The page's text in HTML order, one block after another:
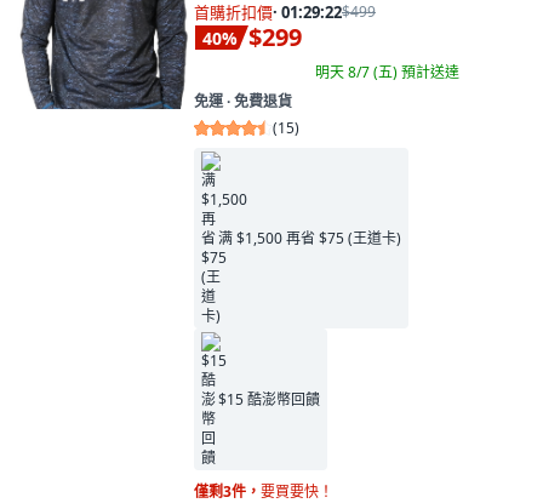
首購折扣價· 01:29:21$499
40% $299
明天 8/7 (五)預計送達
免運 ∙ 免費退貨
(15)
满 $1,500 再省 $75 (王道卡)
$15 酷澎幣回饋
僅剩3件， 要買要快！